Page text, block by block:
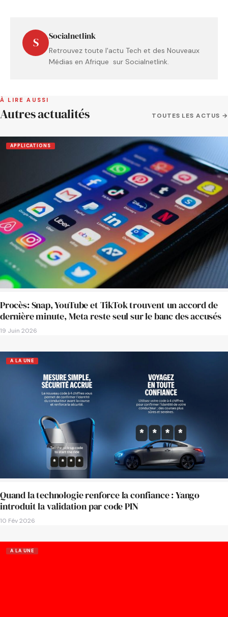
S Socialnetlink
Retrouvez toute l'actu Tech et des Nouveaux
Médias en Afrique sur Socialnetlink.
À LIRE AUSSI
Autres actualités TOUTES LES ACTUS →
APPLICATIONS
Procès: Snap, YouTube et TikTok trouvent un accord de
dernière minute, Meta reste seul sur le banc des accusés
19 Juin 2026
A LA UNE
Quand la technologie renforce la confiance : Yango
introduit la validation par code PIN
10 Fév 2026
A LA UNE